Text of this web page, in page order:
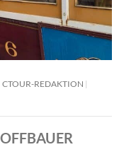
CTOUR-REDAKTION